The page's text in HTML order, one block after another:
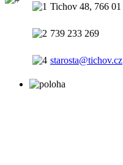
Tichov 48, 766 01
739 233 269
starosta@tichov.cz